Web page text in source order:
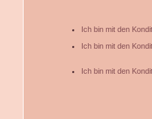
Ich bin mit den
Ich bin mit den
Ich bin mit den